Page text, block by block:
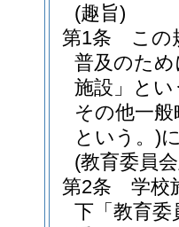
(趣旨)
第1条
この
普及のた
施設」とい
その他一
という。)
(教育委員
第2条
学校
下「教育委